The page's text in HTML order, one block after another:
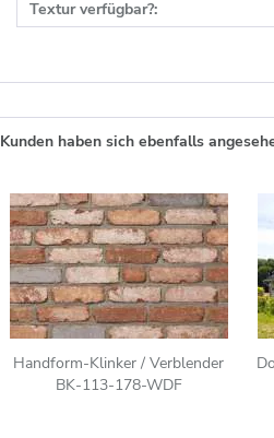
Textur verfügbar?:
Kunden haben sich ebenfalls
Handform-Klinker / Verblender
BK-113-178-WDF